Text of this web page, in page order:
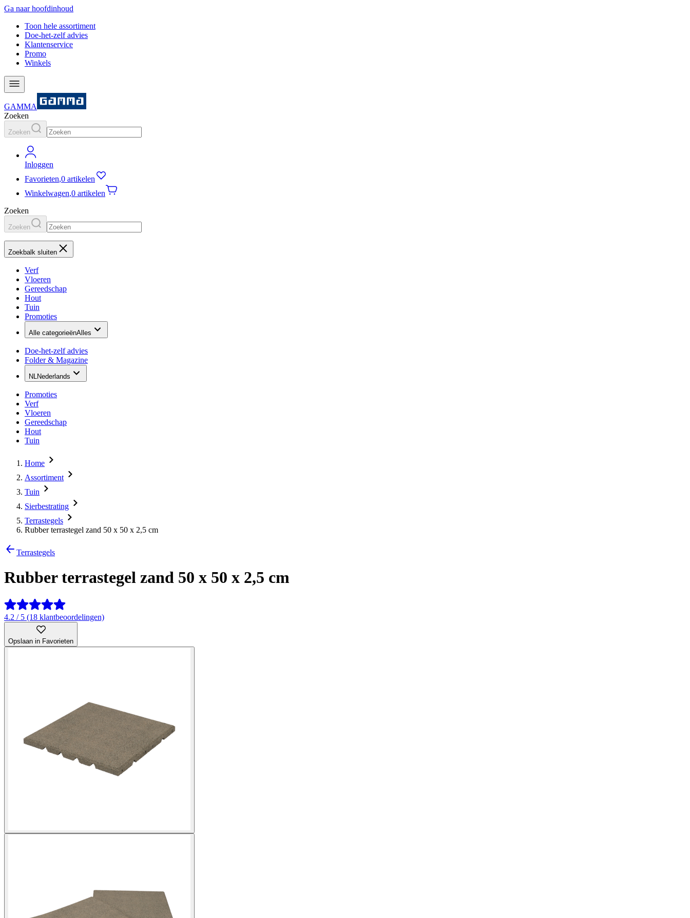
Ga naar hoofdinhoud
Toon hele assortiment
Doe-het-zelf advies
Klantenservice
Promo
Winkels
GAMMA
Zoeken
Zoeken
Inloggen
Favorieten,0 artikelen
Winkelwagen,0 artikelen
Zoeken
Zoeken
Zoekbalk sluiten
Verf
Vloeren
Gereedschap
Hout
Tuin
Promoties
Alle categorieënAlles
Doe-het-zelf advies
Folder & Magazine
NLNederlands
Promoties
Verf
Vloeren
Gereedschap
Hout
Tuin
Home
Assortiment
Tuin
Sierbestrating
Terrastegels
Rubber terrastegel zand 50 x 50 x 2,5 cm
Terrastegels
Rubber terrastegel zand 50 x 50 x 2,5 cm
4.2 / 5 (18 klantbeoordelingen)
Opslaan in Favorieten